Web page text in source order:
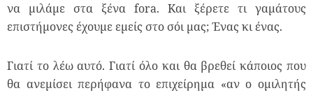
να μιλάμε στα ξένα fora. Και ξέρετε τι γαμάτους
επιστήμονες έχουμε εμείς στο σόι μας; Ένας κι ένας.
Γιατί το λέω αυτό. Γιατί όλο και θα βρεθεί κάποιος που
θα ανεμίσει περήφανα το επιχείρημα «αν ο ομιλητής